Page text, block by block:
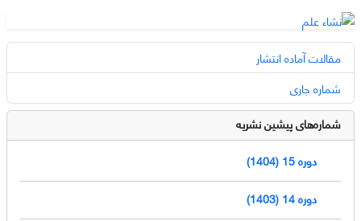
مقالات آماده انتشار
شماره جاری
شماره‌های پیشین نشریه
دوره 15 (1404)
دوره 14 (1403)